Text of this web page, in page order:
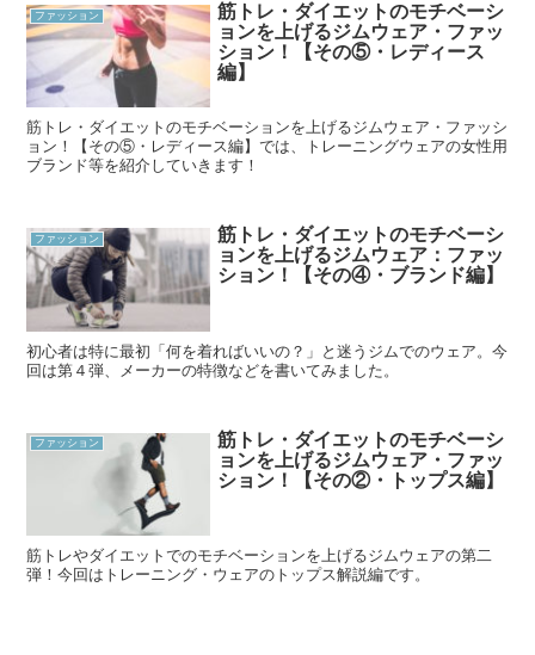
ファッション
筋トレ・ダイエットのモチベーシ
ョンを上げるジムウェア・ファッ
ション！【その⑤・レディース
編】
筋トレ・ダイエットのモチベーションを上げるジムウェア・ファッシ
ョン！【その⑤・レディース編】では、トレーニングウェアの女性用
ブランド等を紹介していきます！
ファッション
筋トレ・ダイエットのモチベーシ
ョンを上げるジムウェア：ファッ
ション！【その④・ブランド編】
初心者は特に最初「何を着ればいいの？」と迷うジムでのウェア。今
回は第４弾、メーカーの特徴などを書いてみました。
ファッション
筋トレ・ダイエットのモチベーシ
ョンを上げるジムウェア・ファッ
ション！【その②・トップス編】
筋トレやダイエットでのモチベーションを上げるジムウェアの第二
弾！今回はトレーニング・ウェアのトップス解説編です。